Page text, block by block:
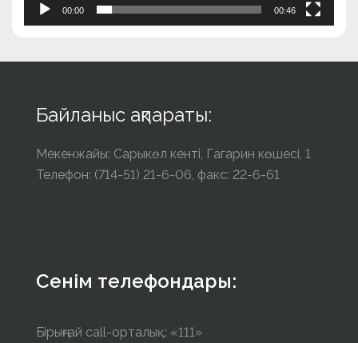
00:00 00:46
Байланыс ақпараты:
Мекенжайы: Сарыкөл кенті, Гагарин көшесі, 1
Телефон: (714-51) 21-6-06, факс: 22-6-61
Сенім телефондары:
Бірыңғай call-орталық: «111»